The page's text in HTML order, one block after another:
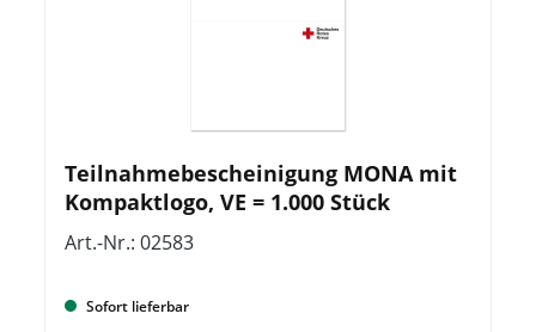
Teilnahmebescheinigung MONA mit
Kompaktlogo, VE = 1.000 Stück
Art.-Nr.: 02583
Sofort lieferbar